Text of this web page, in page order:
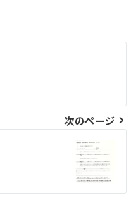
次のページ